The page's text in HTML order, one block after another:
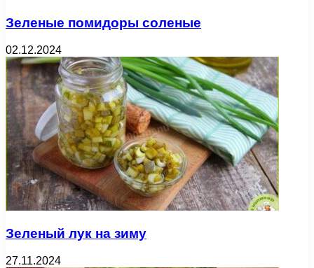
Зеленые помидоры соленые
02.12.2024
Зеленый лук на зиму
27.11.2024